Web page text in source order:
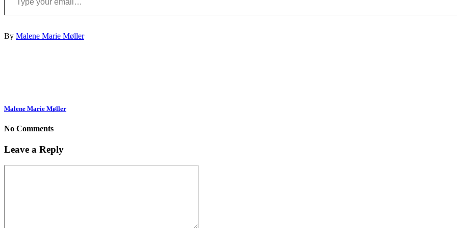
By Malene Marie Møller
Malene Marie Møller
No Comments
Leave a Reply